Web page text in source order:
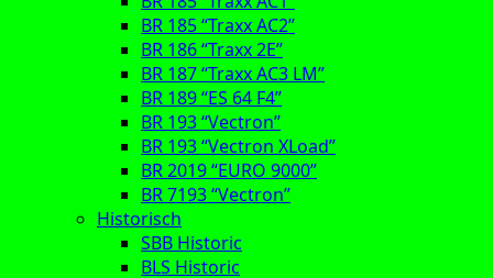
BR 185 “Traxx AC2”
BR 186 “Traxx 2E”
BR 187 “Traxx AC3 LM”
BR 189 “ES 64 F4”
BR 193 “Vectron”
BR 193 “Vectron XLoad”
BR 2019 “EURO 9000”
BR 7193 “Vectron”
Historisch
SBB Historic
BLS Historic